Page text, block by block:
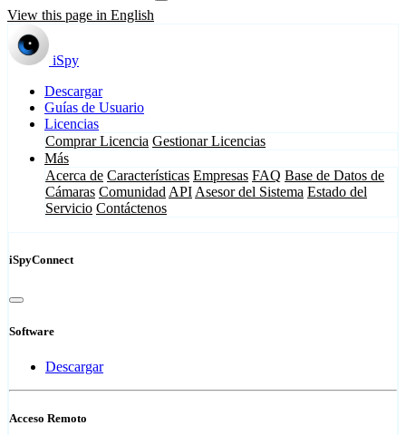
View this page in English
iSpy
Descargar
Guías de Usuario
Licencias
Comprar Licencia Gestionar Licencias
Más
Acerca de Características Empresas FAQ Base de Datos de
Cámaras Comunidad API Asesor del Sistema Estado del
Servicio Contáctenos
iSpyConnect
Software
Descargar
Acceso Remoto